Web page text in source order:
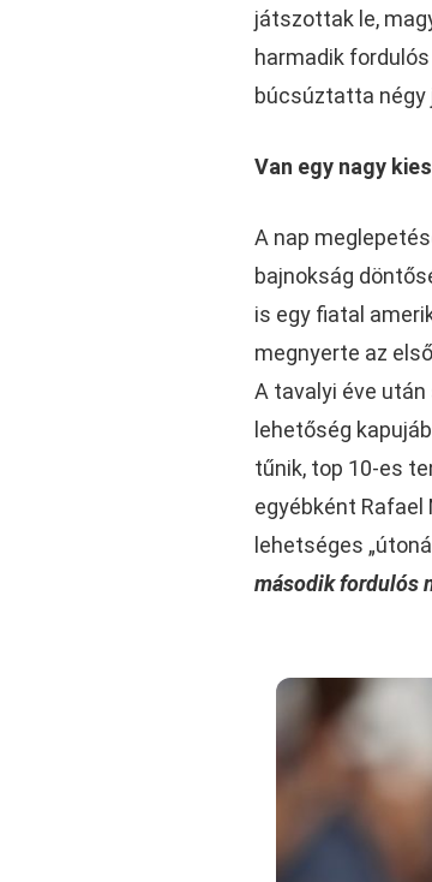
játszottak le,
harmadik
búcsúztatta négy
Van egy nagy
A nap
bajnokság
is egy fiatal
megnyerte az
A tavalyi éve
lehetőség
tűnik, top 10-es
egyébként Rafael
lehetséges
második fordulós